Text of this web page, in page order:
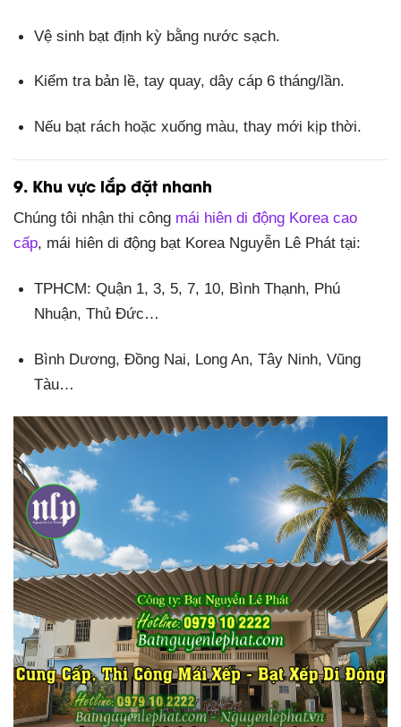
Vệ sinh bạt định kỳ bằng nước sạch.
Kiểm tra bản lề, tay quay, dây cáp 6 tháng/lần.
Nếu bạt rách hoặc xuống màu, thay mới kịp thời.
9. Khu vực lắp đặt nhanh
Chúng tôi nhận thi công mái hiên di động Korea cao
cấp, mái hiên di động bạt Korea Nguyễn Lê Phát tại:
TPHCM: Quận 1, 3, 5, 7, 10, Bình Thạnh, Phú
Nhuận, Thủ Đức…
Bình Dương, Đồng Nai, Long An, Tây Ninh, Vũng
Tàu…